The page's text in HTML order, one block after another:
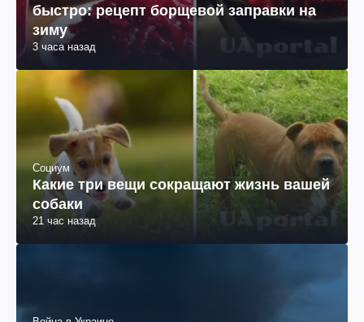
С ней обед будете готовить очень
быстро: рецепт борщевой заправки на
зиму
Социум
Какие три вещи сокращают жизнь вашей
собаки